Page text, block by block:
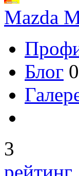
Mazda
Блог 0
3